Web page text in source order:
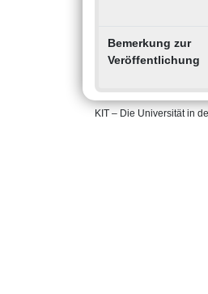
Bemerkung zur
Veröffentlichung
KIT – Die Universität in